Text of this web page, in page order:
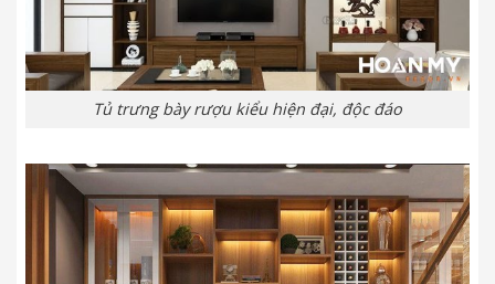
Tủ trưng bày rượu kiểu hiện đại, độc đáo